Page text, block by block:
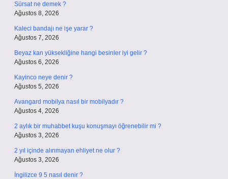
Sürsat ne demek ?
Ağustos 8, 2026
Kaleci bandajı ne işe yarar ?
Ağustos 7, 2026
Beyaz kan yüksekliğine hangi besinler iyi gelir ?
Ağustos 6, 2026
Kayinco neye denir ?
Ağustos 5, 2026
Avangard mobilya nasıl bir mobilyadır ?
Ağustos 4, 2026
2 aylık bir muhabbet kuşu konuşmayı öğrenebilir mi ?
Ağustos 3, 2026
2 yıl içinde alınmayan ehliyet ne olur ?
Ağustos 3, 2026
İngilizce 9 5 nasıl denir ?